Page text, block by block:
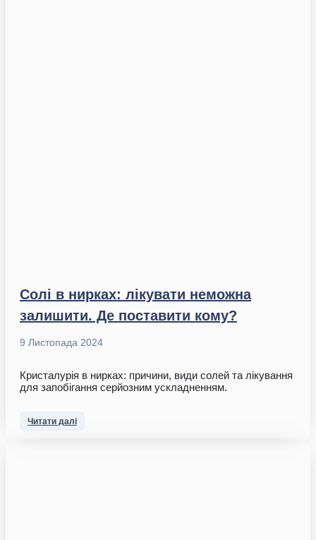
Солі в нирках: лікувати неможна
залишити. Де поставити кому?
9 Листопада 2024
Кристалурія в нирках: причини, види солей та лікування
для запобігання серйозним ускладненням.
Читати далі